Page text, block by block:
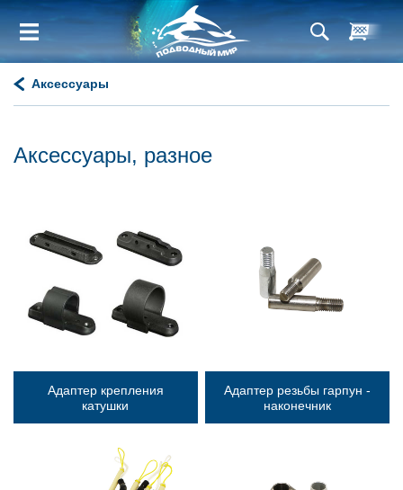
Аксессуары
Аксессуары, разное
Адаптер крепления
катушки
Адаптер резьбы гарпун -
наконечник